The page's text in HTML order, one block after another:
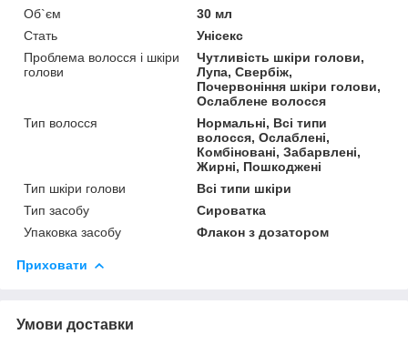
Об`єм
30 мл
Стать
Унісекс
Проблема волосся і шкіри
голови
Чутливість шкіри голови,
Лупа, Свербіж,
Почервоніння шкіри голови,
Ослаблене волосся
Тип волосся
Нормальні, Всі типи
волосся, Ослаблені,
Комбіновані, Забарвлені,
Жирні, Пошкоджені
Тип шкіри голови
Всі типи шкіри
Тип засобу
Сироватка
Упаковка засобу
Флакон з дозатором
Приховати
Умови доставки